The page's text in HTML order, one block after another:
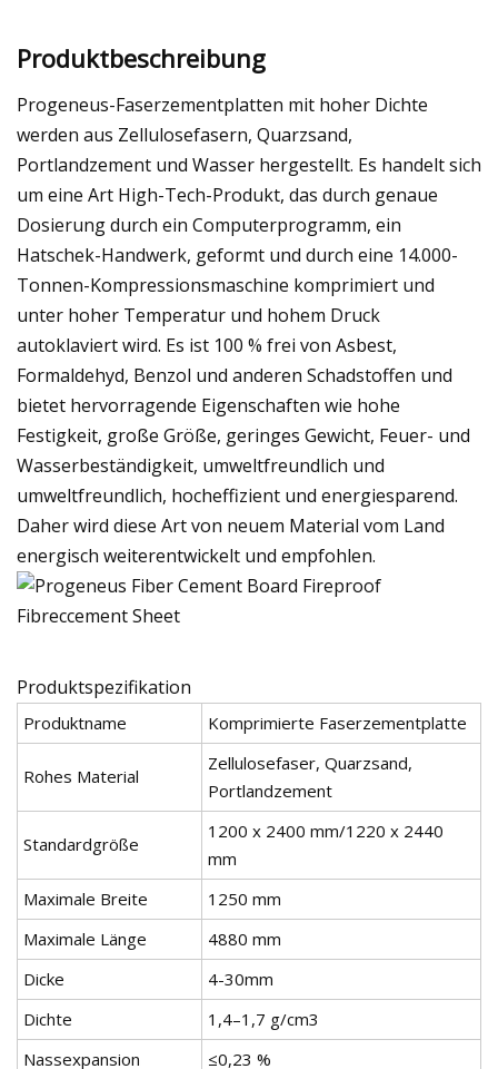
Produktbeschreibung
Progeneus-Faserzementplatten mit hoher Dichte
werden aus Zellulosefasern, Quarzsand,
Portlandzement und Wasser hergestellt. Es handelt sich
um eine Art High-Tech-Produkt, das durch genaue
Dosierung durch ein Computerprogramm, ein
Hatschek-Handwerk, geformt und durch eine 14.000-
Tonnen-Kompressionsmaschine komprimiert und
unter hoher Temperatur und hohem Druck
autoklaviert wird. Es ist 100 % frei von Asbest,
Formaldehyd, Benzol und anderen Schadstoffen und
bietet hervorragende Eigenschaften wie hohe
Festigkeit, große Größe, geringes Gewicht, Feuer- und
Wasserbeständigkeit, umweltfreundlich und
umweltfreundlich, hocheffizient und energiesparend.
Daher wird diese Art von neuem Material vom Land
energisch weiterentwickelt und empfohlen.
Produktspezifikation
Produktname Komprimierte Faserzementplatte
Rohes Material
Zellulosefaser, Quarzsand,
Portlandzement
Standardgröße
1200 x 2400 mm/1220 x 2440
mm
Maximale Breite
1250 mm
Maximale Länge
4880 mm
Dicke
4-30mm
Dichte
1,4–1,7 g/cm3
Nassexpansion
≤0,23 %